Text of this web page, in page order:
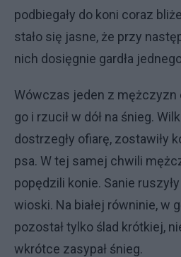
podbiegały do koni coraz
stało się jasne, że przy
nich dosięgnie gardła
Wówczas jeden z mężczyzn
go i rzucił w dół na śnieg.
dostrzegły ofiarę, zostawiły
psa. W tej samej chwili
popędzili konie. Sanie
wioski. Na białej równinie, w
pozostał tylko ślad krótkiej,
wkrótce zasypał śnieg.